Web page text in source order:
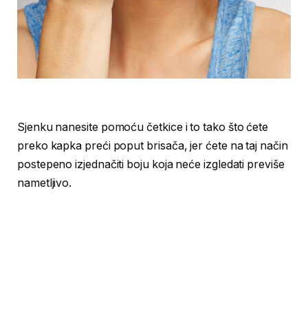
Sjenku nanesite pomoću četkice i to tako što ćete
preko kapka preći poput brisača, jer ćete na taj način
postepeno izjednačiti boju koja neće izgledati previše
nametljivo.